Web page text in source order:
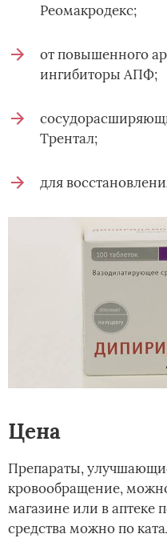
Реомакродекс;
от повышенного
ингибиторы АПФ;
Трентал;
для
Цена
Препараты,
кровообращение,
магазине или в аптеке
средства можно по